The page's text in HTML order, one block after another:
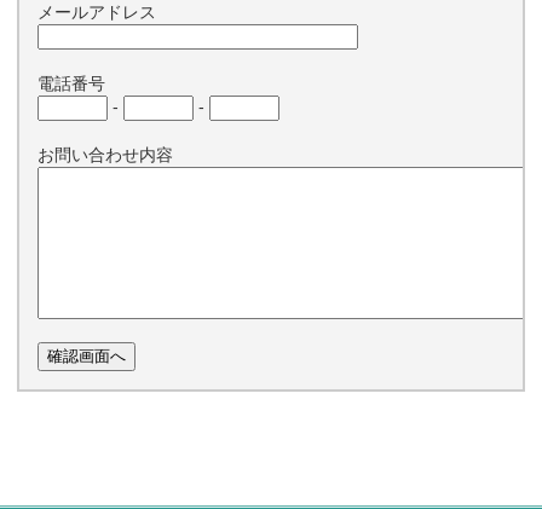
メールアドレス
電話番号
-
-
お問い合わせ内容